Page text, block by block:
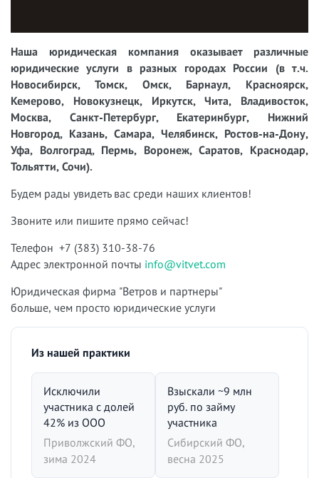
Наша юридическая компания оказывает различные
юридические услуги в разных городах России (в т.ч.
Новосибирск, Томск, Омск, Барнаул, Красноярск,
Кемерово, Новокузнецк, Иркутск, Чита, Владивосток,
Москва, Санкт-Петербург, Екатеринбург, Нижний
Новгород, Казань, Самара, Челябинск, Ростов-на-Дону,
Уфа, Волгоград, Пермь, Воронеж, Саратов, Краснодар,
Тольятти, Сочи).
Будем рады увидеть вас среди наших клиентов!
Звоните или пишите прямо сейчас!
Телефон +7 (383) 310-38-76
Адрес электронной почты info@vitvet.com
Юридическая фирма "Ветров и партнеры"
больше, чем просто юридические услуги
Из нашей практики
Исключили
участника с долей
42% из ООО
Приволжский ФО,
зима 2024
Взыскали ~9 млн
руб. по займу
участника
Сибирский ФО,
весна 2025